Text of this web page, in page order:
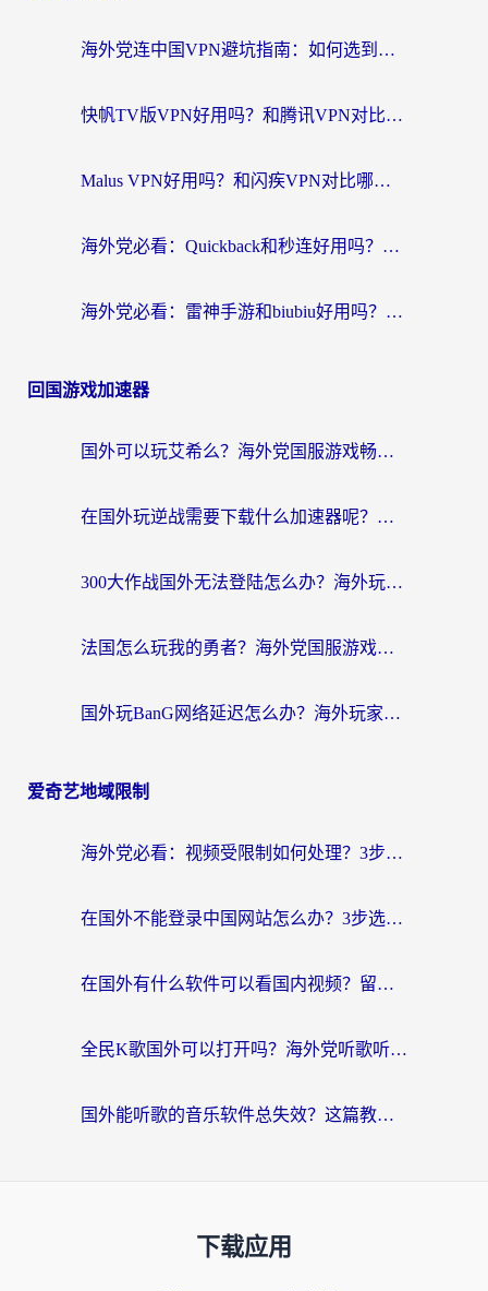
海外党连中国VPN避坑指南：如何选到真正能无缝刷国内资源的加速器？
快帆TV版VPN好用吗？和腾讯VPN对比哪个回国效果更好？海外党必看的真实体验指南
Malus VPN好用吗？和闪疾VPN对比哪个回国效果更好？海外华人的实用避坑指南
海外党必看：Quickback和秒连好用吗？3步选对回国加速器，无缝刷国内资源
海外党必看：雷神手游和biubiu好用吗？3招选对回国加速器无缝刷国内资源
回国游戏加速器
国外可以玩艾希么？海外党国服游戏畅玩终极指南（附加速器选择秘籍）
在国外玩逆战需要下载什么加速器呢？海外党亲测有效的国服游戏加速指南
300大作战国外无法登陆怎么办？海外玩家亲测有效的解决指南
法国怎么玩我的勇者？海外党国服游戏不卡攻略，附3款热门游戏加速实测
国外玩BanG网络延迟怎么办？海外玩家亲测有效的国服游戏加速指南
爱奇艺地域限制
海外党必看：视频受限制如何处理？3步解决国内剧番“看不了”难题
在国外不能登录中国网站怎么办？3步选对回国加速器，无缝刷剧、办业务
在国外有什么软件可以看国内视频？留学生亲测的追剧救星来了
全民K歌国外可以打开吗？海外党听歌听书无限制的实用指南
国外能听歌的音乐软件总失效？这篇教你怎么在海外流畅听网易云
下载应用